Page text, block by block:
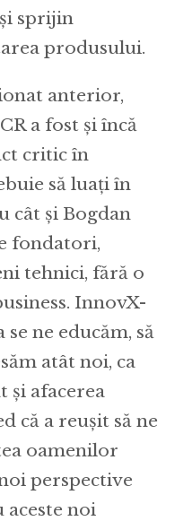
sprijin
produsului.
anterior,
a fost și încă
critic în
să luați în
cât și Bogdan
fondatori,
tehnici, fără o
InnovX-
ne educăm, să
atât noi, ca
și afacerea
că a reușit să ne
oamenilor
perspective
aceste noi